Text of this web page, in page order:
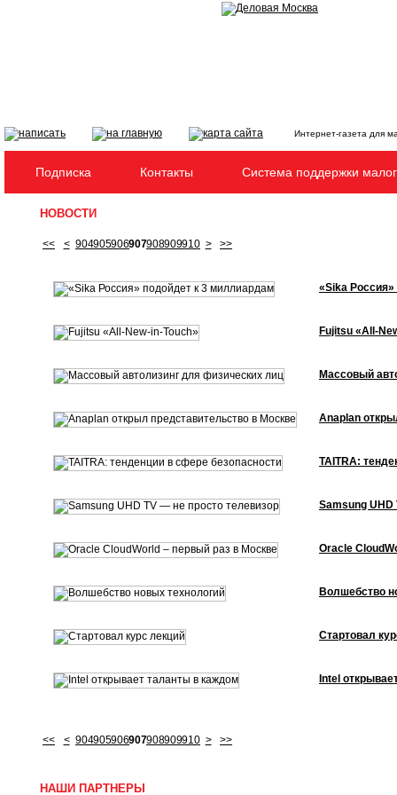
Интернет-газета для
Подписка Контакты Система поддержки
НОВОСТИ
<< < 904905906907908909910 > >>
«Sika
Fujitsu «All-
Массовый
Anaplan
TAITRA:
Samsung UHD
Oracle
Волшебство
Стартовал
Intel
<< < 904905906907908909910 > >>
НАШИ ПАРТНЕРЫ